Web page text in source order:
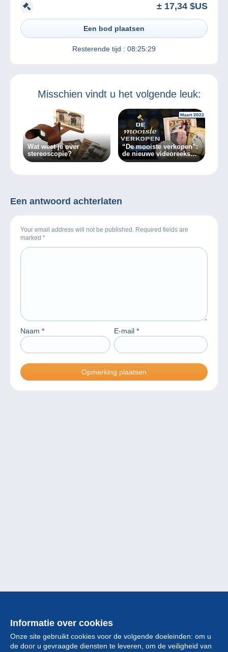
± 17,34 $US
Een bod plaatsen
Resterende tijd : 08:25:29
Misschien vindt u het volgende leuk:
Wat weet je over
stereoscopie?
“De mooiste verkopen”:
de nieuwe videoreeks
van Delcampe
Een antwoord achterlaten
Your email address will not be published. Required fields are
marked *
Naam * E-mail *
Informatie over cookies
Onze site gebruikt cookies voor de volgende doeleinden: om u
de door u gevraagde diensten te leveren, om de veiligheid van